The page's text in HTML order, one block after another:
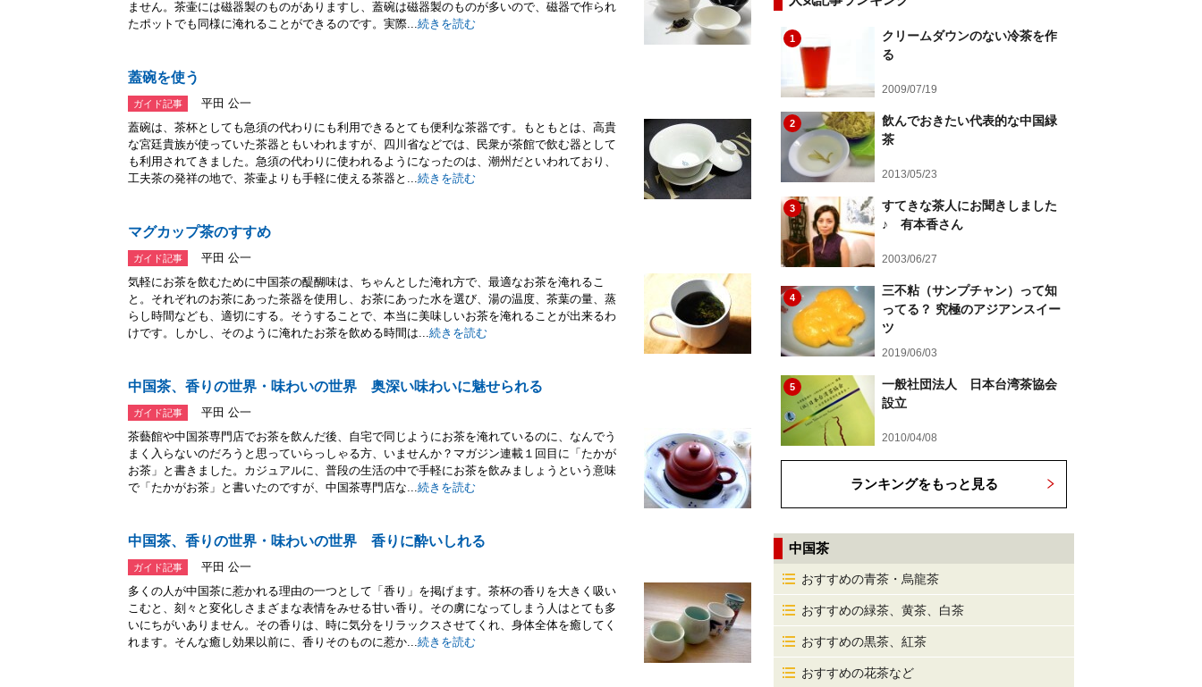
ません。茶壷には磁器製のものがありますし、蓋碗は磁器製のものが多いので、磁器で作られ
たポットでも同様に淹れることができるのです。実際...続きを読む
蓋碗を使う
ガイド記事
平田 公一
蓋碗は、茶杯としても急須の代わりにも利用できるとても便利な茶器です。もともとは、高貴
な宮廷貴族が使っていた茶器ともいわれますが、四川省などでは、民衆が茶館で飲む器として
も利用されてきました。急須の代わりに使われるようになったのは、潮州だといわれており、
工夫茶の発祥の地で、茶壷よりも手軽に使える茶器と...続きを読む
マグカップ茶のすすめ
ガイド記事
平田 公一
気軽にお茶を飲むために中国茶の醍醐味は、ちゃんとした淹れ方で、最適なお茶を淹れるこ
と。それぞれのお茶にあった茶器を使用し、お茶にあった水を選び、湯の温度、茶葉の量、蒸
らし時間なども、適切にする。そうすることで、本当に美味しいお茶を淹れることが出来るわ
けです。しかし、そのように淹れたお茶を飲める時間は...続きを読む
中国茶、香りの世界・味わいの世界 奥深い味わいに魅せられる
ガイド記事
平田 公一
茶藝館や中国茶専門店でお茶を飲んだ後、自宅で同じようにお茶を淹れているのに、なんでう
まく入らないのだろうと思っていらっしゃる方、いませんか？マガジン連載１回目に「たかが
お茶」と書きました。カジュアルに、普段の生活の中で手軽にお茶を飲みましょうという意味
で「たかがお茶」と書いたのですが、中国茶専門店な...続きを読む
中国茶、香りの世界・味わいの世界 香りに酔いしれる
ガイド記事
平田 公一
多くの人が中国茶に惹かれる理由の一つとして「香り」を掲げます。茶杯の香りを大きく吸い
こむと、刻々と変化しさまざまな表情をみせる甘い香り。その虜になってしまう人はとても多
いにちがいありません。その香りは、時に気分をリラックスさせてくれ、身体全体を癒してく
れます。そんな癒し効果以前に、香りそのものに惹か...続きを読む
1
クリームダウンのない冷茶を作
る
2009/07/19
2
飲んでおきたい代表的な中国緑
茶
2013/05/23
3
すてきな茶人にお聞きしました
♪ 有本香さん
2003/06/27
4
三不粘（サンプチャン）って知
ってる？ 究極のアジアンスイー
ツ
2019/06/03
5
一般社団法人 日本台湾茶協会
設立
2010/04/08
ランキングをもっと見る
中国茶
おすすめの青茶・烏龍茶
おすすめの緑茶、黄茶、白茶
おすすめの黒茶、紅茶
おすすめの花茶など